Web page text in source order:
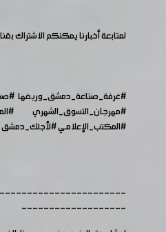
لمتابعة أخبارنا يمكنكم الاشتراك
#غرفة_صناعة_دمشق_وريفها ​​
#مهرجان_التسوق_الشهري ​​
#المكتب_الإعلامي#لأجلك_دمشق
-------------------